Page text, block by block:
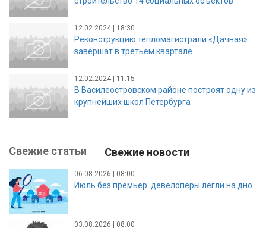
12.02.2024 | 18:30
Реконструкцию тепломагистрали «Дачная»
завершат в третьем квартале
12.02.2024 | 11:15
В Василеостровском районе построят одну из
крупнейших школ Петербурга
Свежие статьи Свежие новости
06.08.2026 | 08:00
Июль без премьер: девелоперы легли на дно
03.08.2026 | 08:00